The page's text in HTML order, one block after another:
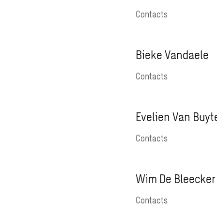
Contacts
Bieke Vandaele
Contacts
Evelien Van
Contacts
Wim De Bleecker
Contacts